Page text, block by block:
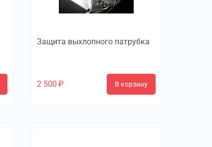
Защита выхлопного патрубка
2 500 ₽ В корзину